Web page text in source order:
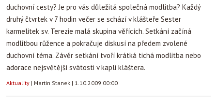
duchovní cesty? Je pro vás důležitá společná modlitba? Každý
druhý čtvrtek v 7 hodin večer se schází v klášteře Sester
karmelitek sv. Terezie malá skupina věřících. Setkání začíná
modlitbou růžence a pokračuje diskusí na předem zvolené
duchovní téma. Závěr setkání tvoří krátká tichá modlitba nebo
adorace nejsvětější svátosti v kapli kláštera.
Aktuality | Martin Stanek | 1.10.2009 00:00